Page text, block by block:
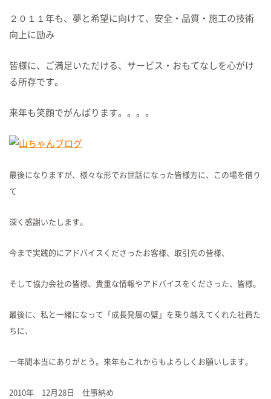
２０１１年も、夢と希望に向けて、安全・品質・施工の技術
向上に励み
皆様に、ご満足いただける、サービス・おもてなしを心がけ
る所存です。
来年も笑顔でがんばります。。。。
最後になりますが、様々な形でお世話になった皆様方に、この場を借り
て
深く感謝いたします。
今まで実践的にアドバイスくださったお客様、取引先の皆様、
そして協力会社の皆様、貴重な情報やアドバイスをくださった、皆様。
最後に、私と一緒になって「成長発展の壁」を乗り越えてくれた社員た
ちに、
一年間本当にありがとう。来年もこれからもよろしくお願いします。
2010年 12月28日 仕事納め